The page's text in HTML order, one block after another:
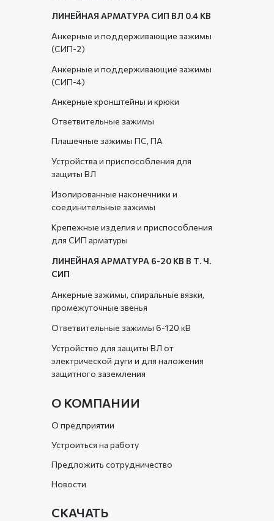
СКАЧАТЬ
Новости
Предложить сотрудничество
Устроиться на работу
О предприятии
О КОМПАНИИ
ЛИНЕЙНАЯ АРМАТУРА 6-20 КВ В Т. Ч.
СИП
Устройство для защиты ВЛ от
электрической дуги и для наложения
защитного заземления
Ответвительные зажимы 6-120 кВ
Анкерные зажимы, спиральные вязки,
промежуточные звенья
Крепежные изделия и приспособления
для СИП арматуры
Изолированные наконечники и
соединительные зажимы
Устройства и приспособления для
защиты ВЛ
Плашечные зажимы ПС, ПА
Ответвительные зажимы
Анкерные кронштейны и крюки
Анкерные и поддерживающие зажимы
(СИП-4)
Анкерные и поддерживающие зажимы
(СИП-2)
ЛИНЕЙНАЯ АРМАТУРА СИП ВЛ 0.4 КВ